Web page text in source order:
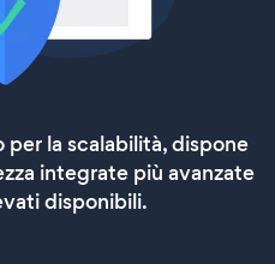
la scalabilità, dispone
integrate più avanzate
disponibili.